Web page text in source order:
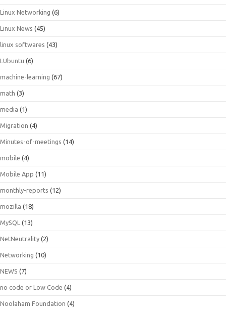
Linux Networking (6)
Linux News (45)
linux softwares (43)
LUbuntu (6)
machine-learning (67)
math (3)
media (1)
Migration (4)
Minutes-of-meetings (14)
mobile (4)
Mobile App (11)
monthly-reports (12)
mozilla (18)
MySQL (13)
NetNeutrality (2)
Networking (10)
NEWS (7)
no code or Low Code (4)
Noolaham Foundation (4)